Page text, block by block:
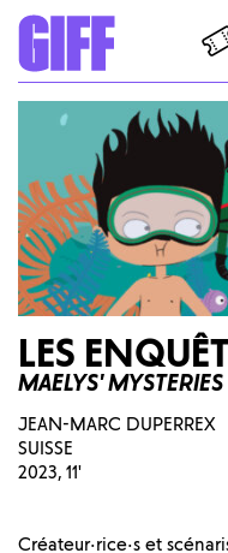
LES
MAELYS' MYSTERIES
JEAN-MARC DUPERREX
SUISSE
2023, 11'
Créateur·rice·s et